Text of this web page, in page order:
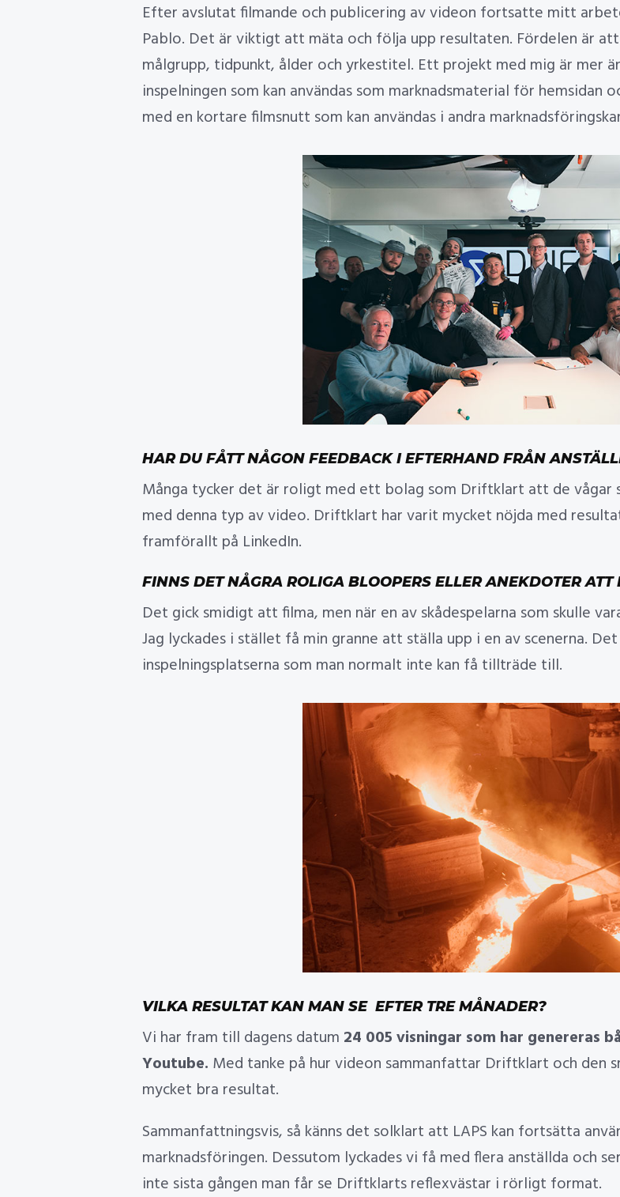
Efter avslutat filmande och publicering av videon fortsatte mitt
Pablo. Det är viktigt att mäta och följa upp resultaten. Fördelen är
målgrupp, tidpunkt, ålder och yrkestitel. Ett projekt med mig är mer
inspelningen som kan användas som marknadsmaterial för hemsidan
med en kortare filmsnutt som kan användas i andra
HAR DU FÅTT NÅGON FEEDBACK I EFTERHAND FRÅN
Många tycker det är roligt med ett bolag som Driftklart att de vågar
med denna typ av video. Driftklart har varit mycket nöjda med
framförallt på LinkedIn.
FINNS DET NÅGRA ROLIGA BLOOPERS ELLER ANEKDOTER
Det gick smidigt att filma, men när en av skådespelarna som skulle
Jag lyckades i stället få min granne att ställa upp i en av scenerna.
inspelningsplatserna som man normalt inte kan få tillträde till.
VILKA RESULTAT KAN MAN SE EFTER TRE MÅNADER?
Vi har fram till dagens datum 24 005 visningar som har genereras
Youtube. Med tanke på hur videon sammanfattar Driftklart och den
mycket bra resultat.
Sammanfattningsvis, så känns det solklart att LAPS kan fortsätta
marknadsföringen. Dessutom lyckades vi få med flera anställda och
inte sista gången man får se Driftklarts reflexvästar i rörligt format.